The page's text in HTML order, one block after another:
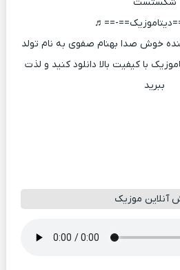
==♬
خوش صدا بهنام صفوی به نام تولد
با کیفیت بالا دانلود کنید و لذت
ببرید
آنلاین موزیک